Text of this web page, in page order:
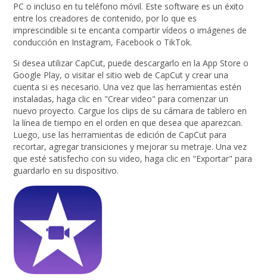
PC o incluso en tu teléfono móvil. Este software es un éxito
entre los creadores de contenido, por lo que es
imprescindible si te encanta compartir vídeos o imágenes de
conducción en Instagram, Facebook o TikTok.
Si desea utilizar CapCut, puede descargarlo en la App Store o
Google Play, o visitar el sitio web de CapCut y crear una
cuenta si es necesario. Una vez que las herramientas estén
instaladas, haga clic en "Crear video" para comenzar un
nuevo proyecto. Cargue los clips de su cámara de tablero en
la línea de tiempo en el orden en que desea que aparezcan.
Luego, use las herramientas de edición de CapCut para
recortar, agregar transiciones y mejorar su metraje. Una vez
que esté satisfecho con su video, haga clic en "Exportar" para
guardarlo en su dispositivo.